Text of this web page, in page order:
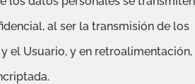
al ser la transmisión de los
el Usuario, y en retroalimentación,